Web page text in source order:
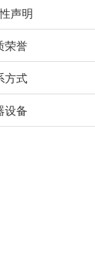
声明
荣誉
方式
设备